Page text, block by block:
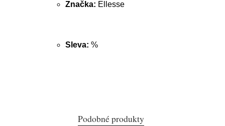
Značka: Ellesse
Sleva: %
Podobné produkty